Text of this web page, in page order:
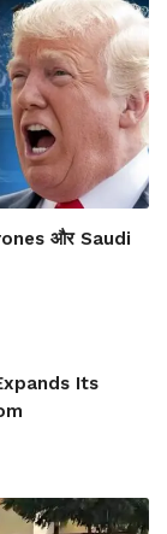
और Saudi
Its